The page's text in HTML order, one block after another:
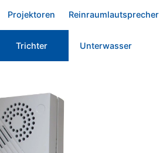
Projektoren Reinraumlautsprecher
Trichter Unterwasser